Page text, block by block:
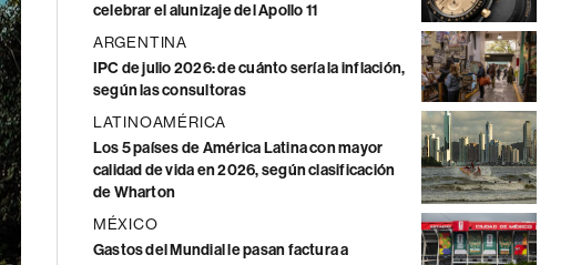
celebrar el alunizaje del Apollo 11
ARGENTINA
IPC de julio 2026: de cuánto sería la inflación,
según las consultoras
LATINOAMÉRICA
Los 5 países de América Latina con mayor
calidad de vida en 2026, según clasificación
de Wharton
MÉXICO
Gastos del Mundial le pasan factura a